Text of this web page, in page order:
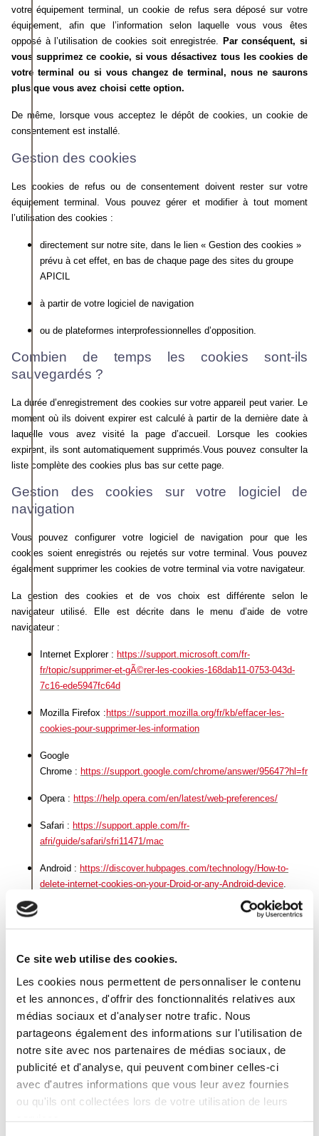
Ce site web utilise des cookies.
Les cookies nous permettent de personnaliser le contenu
et les annonces, d'offrir des fonctionnalités relatives aux
médias sociaux et d'analyser notre trafic. Nous
partageons également des informations sur l'utilisation de
notre site avec nos partenaires de médias sociaux, de
publicité et d'analyse, qui peuvent combiner celles-ci
avec d'autres informations que vous leur avez fournies
ou qu'ils ont collectées lors de votre utilisation de leurs
votre équipement terminal, un cookie de refus sera déposé sur votre
équipement, afin que l’information selon laquelle vous vous êtes
opposé à l’utilisation de cookies soit enregistrée. Par conséquent, si
vous supprimez ce cookie, si vous désactivez tous les cookies de
votre terminal ou si vous changez de terminal, nous ne saurons
plus que vous avez choisi cette option.
De même, lorsque vous acceptez le dépôt de cookies, un cookie de
consentement est installé.
Gestion des cookies
Les cookies de refus ou de consentement doivent rester sur votre
équipement terminal. Vous pouvez gérer et modifier à tout moment
l’utilisation des cookies :
directement sur notre site, dans le lien « Gestion des cookies »
prévu à cet effet, en bas de chaque page des sites du groupe
APICIL
àpartir de votre logiciel de navigation
ou de plateformes interprofessionnelles d’opposition.
Combien de temps les cookies sont-ils
sauvegardés ?
La durée d’enregistrement des cookies sur votre appareil peut varier. Le
moment où ils doivent expirer est calculé à partir de la dernière date à
laquelle vous avez visité la page d’accueil. Lorsque les cookies
expirent, ils sont automatiquement supprimés.Vous pouvez consulter la
liste complète des cookies plus bas sur cette page.
Gestion des cookies sur votre logiciel de
navigation
Vous pouvez configurer votre logiciel de navigation pour que les
cookies soient enregistrés ou rejetés sur votre terminal. Vous pouvez
également supprimer les cookies de votre terminal via votre navigateur.
La gestion des cookies et de vos choix est différente selon le
navigateur utilisé. Elle est décrite dans le menu d’aide de votre
navigateur :
Internet Explorer : https://support.microsoft.com/fr-
fr/topic/supprimer-et-gÃ©rer-les-cookies-168dab11-0753-043d-
7c16-ede5947fc64d
Mozilla Firefox : https://support.mozilla.org/fr/kb/effacer-les-
cookies-pour-supprimer-les-information
Google
Chrome : https://support.google.com/chrome/answer/95647?hl=fr
Opera : https://help.opera.com/en/latest/web-preferences/
Safari : https://support.apple.com/fr-
afri/guide/safari/sfri11471/mac
Android : https://discover.hubpages.com/technology/How-to-
delete-internet-cookies-on-your-Droid-or-any-Android-device.
Nous attirons toutefois votre attention sur le fait qu’en paramétrant
votre navigateur pour refuser les cookies, certaines fonctionnalités,
seront pas accessibles, ce dont nous ne saurions être responsables.
Pour en savoir plus sur la manière de paramétrer vos logiciels de
navigation, nous vous invitons à consulter le site de la Commission
nationale de l’informatique et des libertéshttps://www.cnil.fr/fr/cookies-
les-outils-pour-les-maitriser.
Protection de vos données personnelles
Dans le cadre de l’utilisation des cookies telle que décrite sur la
présente page, GRESHAM Banque Privée est susceptible de traiter
des données à caractère personnel vous concernant, entant que